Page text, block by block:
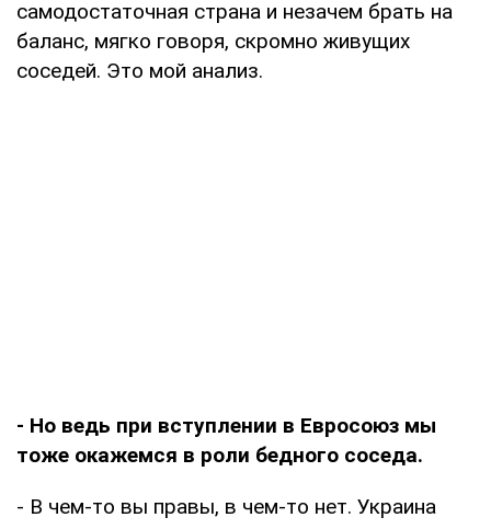
самодостаточная страна и незачем брать на
баланс, мягко говоря, скромно живущих
соседей. Это мой анализ.
- Но ведь при вступлении в Евросоюз мы
тоже окажемся в роли бедного соседа.
- В чем-то вы правы, в чем-то нет. Украина